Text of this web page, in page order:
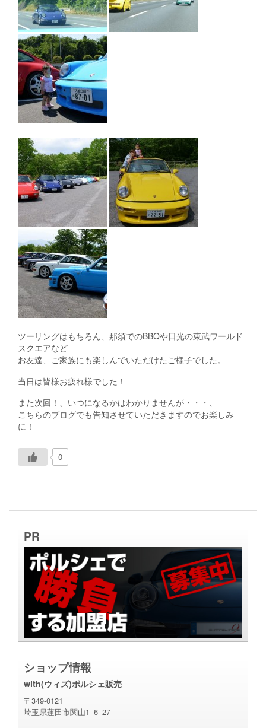
ツーリングはもちろん、那須でのBBQや日光の東武ワールド
スクエアなど
お友達、ご家族にも楽しんでいただけたご様子でした。
当日は皆様お疲れ様でした！
また次回！、いつになるかはわかりませんが・・・、
こちらのブログでも告知させていただきますのでお楽しみ
に！
0
PR
ショップ情報
with(ウィズ)ポルシェ販売
〒349-0121
埼玉県蓮田市関山1−6−27